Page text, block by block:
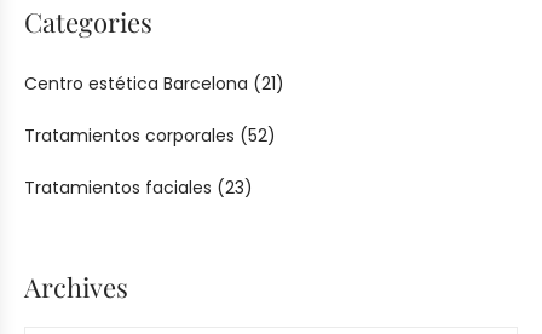
Categories
Centro estética Barcelona (21)
Tratamientos corporales (52)
Tratamientos faciales (23)
Archives